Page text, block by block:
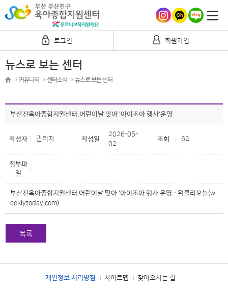
로그인 회원가입
뉴스로 보는 센터
커뮤니티 센터소식 뉴스로 보는 센터
부산진육아종합지원센터,어린이날 맞아 '아이조아 행사'운영
작성자 관리자 작성일
2026-05-
02
조회 62
첨부파
일
부산진육아종합지원센터,어린이날 맞아 '아이조아 행사'운영 - 위클리오늘(w
eeklytoday.com)
목록
개인정보 처리방침 사이트맵 찾아오시는 길